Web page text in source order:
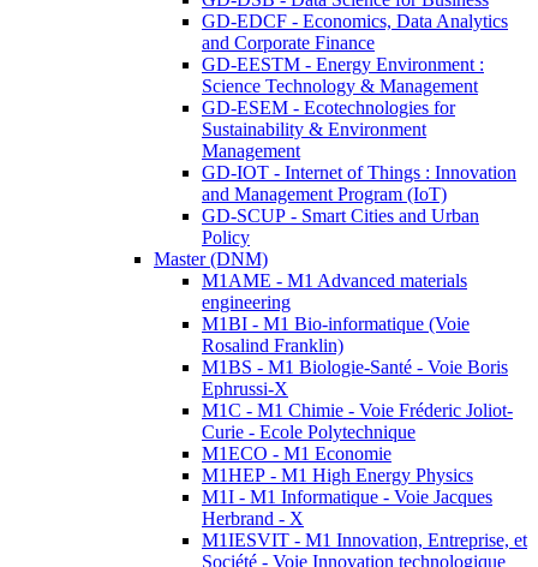
GD-EDCF - Economics, Data Analytics
and Corporate Finance
GD-EESTM - Energy Environment :
Science Technology & Management
GD-ESEM - Ecotechnologies for
Sustainability & Environment
Management
GD-IOT - Internet of Things : Innovation
and Management Program (IoT)
GD-SCUP - Smart Cities and Urban
Policy
Master (DNM)
M1AME - M1 Advanced materials
engineering
M1BI - M1 Bio-informatique (Voie
Rosalind Franklin)
M1BS - M1 Biologie-Santé - Voie Boris
Ephrussi-X
M1C - M1 Chimie - Voie Fréderic Joliot-
Curie - Ecole Polytechnique
M1ECO - M1 Economie
M1HEP - M1 High Energy Physics
M1I - M1 Informatique - Voie Jacques
Herbrand - X
M1IESVIT - M1 Innovation, Entreprise, et
Société - Voie Innovation technologique